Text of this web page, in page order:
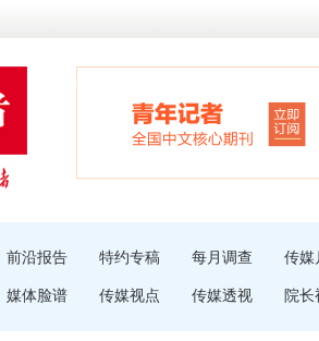
前沿报告 特约专稿 每月调查 传媒
媒体脸谱 传媒视点 传媒透视 院长